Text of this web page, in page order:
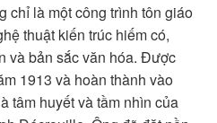
chỉ là một công trình tôn giáo
thuật kiến trúc hiếm có,
và bản sắc văn hóa. Được
1913 và hoàn thành vào
tâm huyết và tầm nhìn của